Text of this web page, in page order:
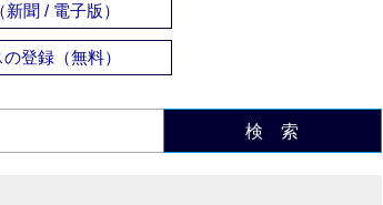
聞 / 電子版）
登録（無料）
検 索